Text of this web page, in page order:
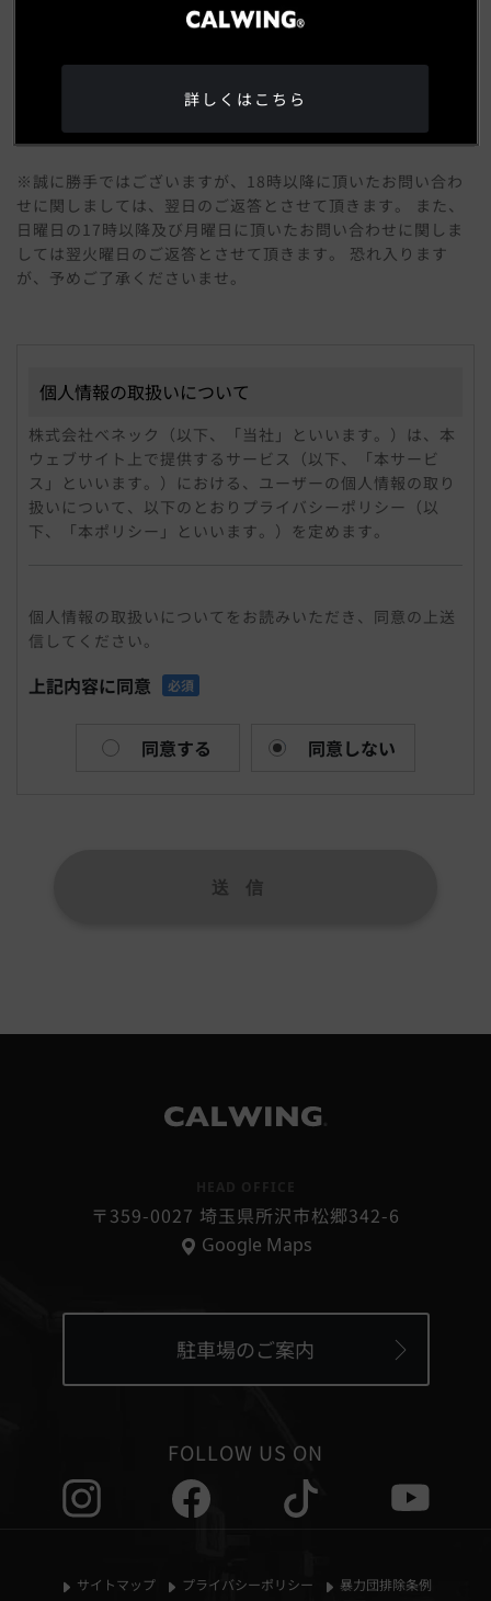
※誠に勝手ではございますが、18時以降に頂いたお問い合わ
せに関しましては、翌日のご返答とさせて頂きます。 また、
日曜日の17時以降及び月曜日に頂いたお問い合わせに関しま
しては翌火曜日のご返答とさせて頂きます。 恐れ入ります
が、予めご了承くださいませ。
個人情報の取扱いについて
株式会社べネック（以下、「当社」といいます。）は、本
ウェブサイト上で提供するサービス（以下、「本サービ
ス」といいます。）における、ユーザーの個人情報の取り
扱いについて、以下のとおりプライバシーポリシー（以
下、「本ポリシー」といいます。）を定めます。
指すものとし、個人に関する情報であって、当該情報に含
まれる氏名、生年月日、住所、電話番号、メールアドレ
情報および容貌、指紋、声紋にかかるデータ、及び健康保
別できる情報（個人識別情報）を指します。
5,商品・サービス改善及び企画のための統計資料作成
個人情報の第三者提供
られる場合を除きます。
1,人の生命、身体または財産の保護のために必要がある場
者が法令の定める事務を遂行することに対して協力する必
要がある場合であって本人の同意を得ることにより当該事
3,国の機関若しくは地方公共団体またはその委託を受けた
要がある際、ご本人さまの同意を得ることにより当該事務
の遂行に支障をおよぼすおそれがある場合
4,公衆衛生の向上または児童の健全な育成の推進のために
特に必要がある場合であって、本人の同意を得ることが困
6,法令の適用をうける場合
個人情報の取扱いについてをお読みいただき、同意の上送
信してください。
上記内容に同意 必須
同意する 同意しない
〒359-0027 埼玉県所沢市松郷342-6
Google Maps
駐車場のご案内
FOLLOW US ON
サイトマップ プライバシーポリシー 暴力団排除条例
詳しくはこちら